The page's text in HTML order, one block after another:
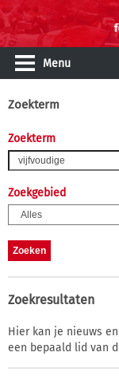
Menu
Zoekterm
Zoekterm
Zoekgebied
Zoekresultaten
Hier kan je nieuws
een bepaald lid van